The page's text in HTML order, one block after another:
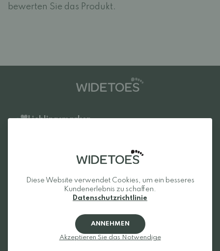
bewerten Sie das Produkt.
Lieblingsmarken
Beda
Groundies
Tikki
Feelmax
Anatomic
Alle Marken
Diese Website verwendet Cookies, um ein besseres
Kundenerlebnis zu schaffen.
Datenschutzrichtlinie
ANNEHMEN
Akzeptieren Sie das Notwendige